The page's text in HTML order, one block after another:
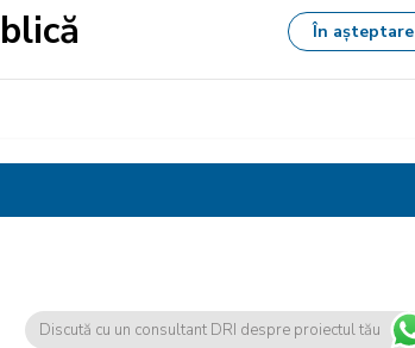
În așteptare
Discută cu un consultant DRI despre proiectul tău